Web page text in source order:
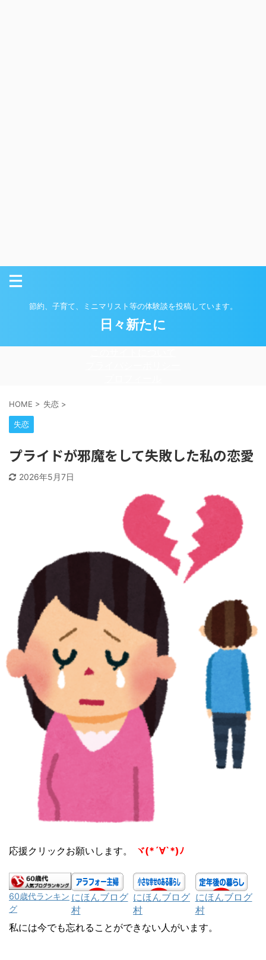
節約、子育て、ミニマリスト等の体験談を投稿しています。
日々新たに
HOME > 失恋 >
失恋
プライドが邪魔をして失敗した私の恋愛
2026年5月7日
応援クリックお願いします。 ヾ(*´∀`*)ﾉ
60歳代ランキン
グ
にほんブログ
村
にほんブログ
村
にほんブログ
村
私には今でも忘れることができない人がいます。